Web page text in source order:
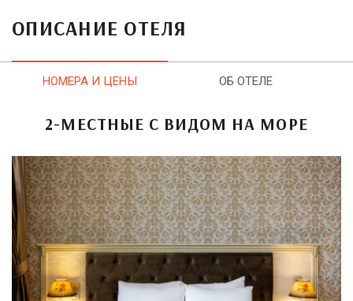
ОПИСАНИЕ ОТЕЛЯ
НОМЕРА И ЦЕНЫ ОБ ОТЕЛЕ
2-МЕСТНЫЕ С ВИДОМ НА МОРЕ